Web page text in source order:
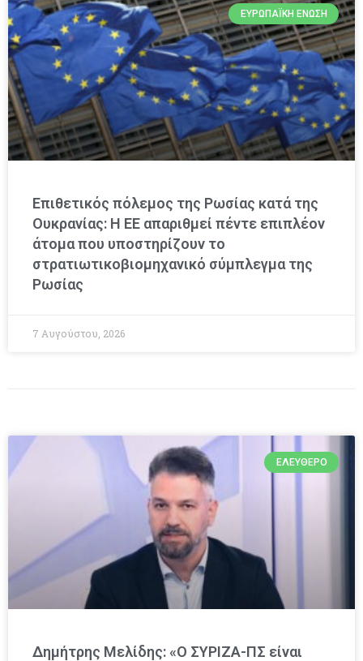
ΕΥΡΩΠΑΪΚΉ ΈΝΩΣΗ
Επιθετικός πόλεμος της Ρωσίας κατά της
Ουκρανίας: Η ΕΕ απαριθμεί πέντε επιπλέον
άτομα που υποστηρίζουν το
στρατιωτικοβιομηχανικό σύμπλεγμα της
Ρωσίας
7 Αυγούστου, 2026
ΕΛΕΎΘΕΡΟ
Δημήτρης Μελίδης: «Ο ΣΥΡΙΖΑ-ΠΣ είναι